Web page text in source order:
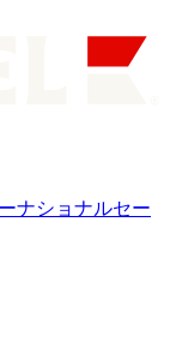
ナショナルセー